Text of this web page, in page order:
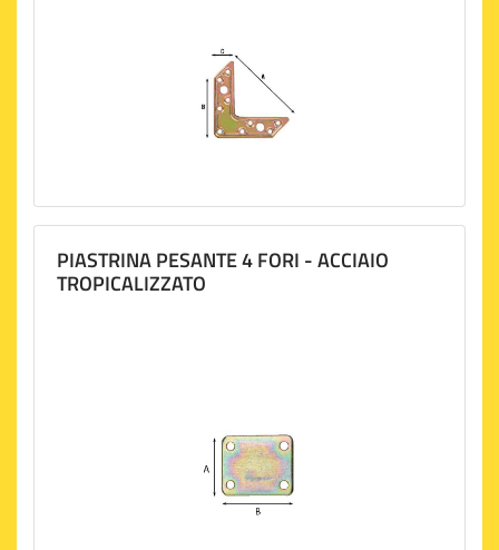
PIASTRINA PESANTE 4 FORI - ACCIAIO
TROPICALIZZATO